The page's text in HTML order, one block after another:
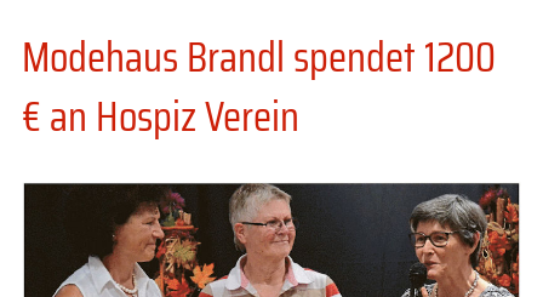
Modehaus Brandl spendet 1200
€ an Hospiz Verein